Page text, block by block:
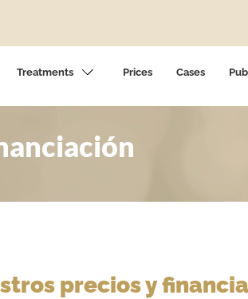
Treatments Prices Cases
precios y